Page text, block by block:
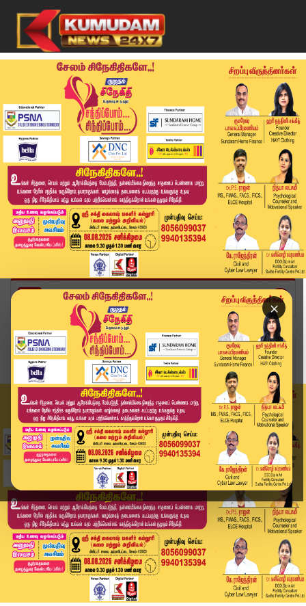
×
Home
தமிழ்நாடு
கணிசமாக குறைந்த தங்கம் விலை.. நகை பிரியர்கள் மக...